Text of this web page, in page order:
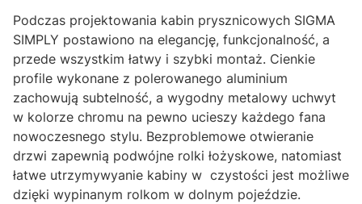
Podczas projektowania kabin prysznicowych SIGMA
SIMPLY postawiono na elegancję, funkcjonalność, a
przede wszystkim łatwy i szybki montaż. Cienkie
profile wykonane z polerowanego aluminium
zachowują subtelność, a wygodny metalowy uchwyt
w kolorze chromu na pewno ucieszy każdego fana
nowoczesnego stylu. Bezproblemowe otwieranie
drzwi zapewnią podwójne rolki łożyskowe, natomiast
łatwe utrzymywyanie kabiny w czystości jest możliwe
dzięki wypinanym rolkom w dolnym pojeździe.